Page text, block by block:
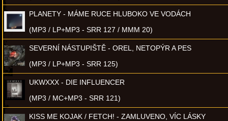
PLANETY - MÁME RUCE HLUBOKO VE VODÁCH
(MP3 / LP+MP3 - SRR 127 / MMM 20)
SEVERNÍ NÁSTUPIŠTĚ - OREL, NETOPÝR A PES
(MP3 / LP+MP3 - SRR 125)
UKWXXX - DIE INFLUENCER
(MP3 / MC+MP3 - SRR 121)
KISS ME KOJAK / FETCH! - ZAMLUVENO, VÍC LÁSKY